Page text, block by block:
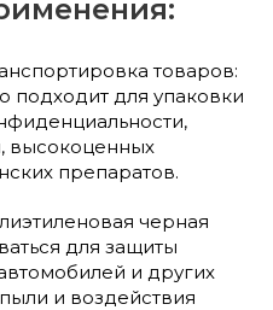
товаров:
подходит для упаковки
высокоценных
препаратов.
черная
для защиты
и других
и воздействия